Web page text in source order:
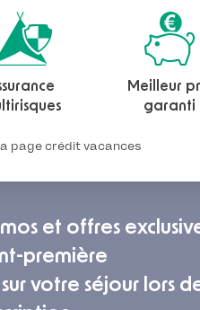
Meilleur
garanti
page crédit vacances
et offres
première
votre séjour lors